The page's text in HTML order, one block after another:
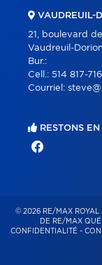
VAUDREUIL-
21, boulevard
Vaudreuil-
Bur.:
Cell.: 514 817-
Courriel:
RESTONS
© 2026 RE/MAX ROYAL
DE RE/MAX
CONFIDENTIALITÉ -